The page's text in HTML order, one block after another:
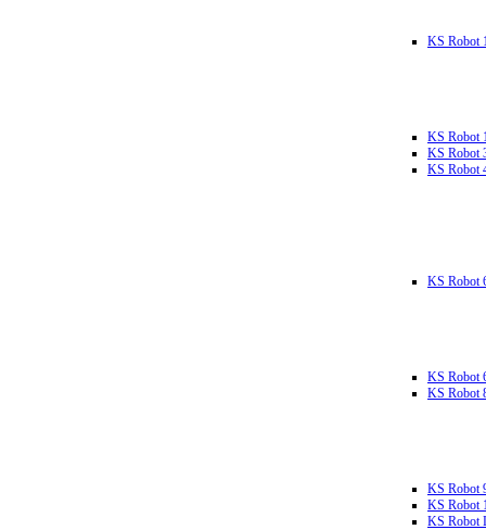
KS Robot
KS Robot
KS Robot
KS Robot
KS Robot
KS Robot
KS Robot
KS Robot
KS Robot
KS Robot